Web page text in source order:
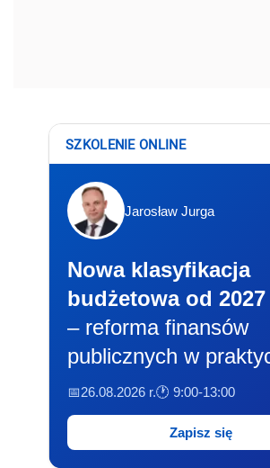
SZKOLENIE ONLINE
Jarosław Jurga
Nowa klasyfikacja
budżetowa od
– reforma finansów
publicznych w
📅26.08.2026 r.🕐 9:00-13:00
Zapisz się